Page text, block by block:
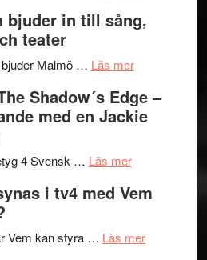
terräng
på
Endre,
Roland
Pöntinen
Artipelag
bjuder in till sång,
teater
Malmö … Läs merom
bjuder
in
samtal
teater
Shadow´s Edge –
med en Jackie
4 Svensk … Läs merom
The
´s
i tv4 med Vem
Vem kan styra … Läs merom